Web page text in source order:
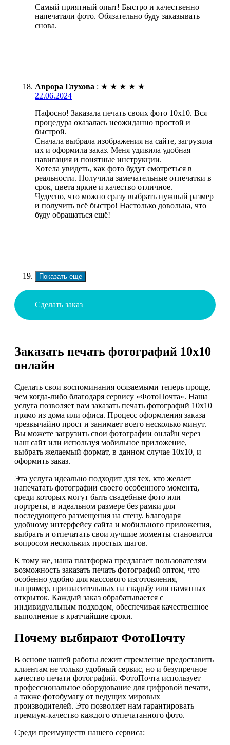
Самый приятный опыт! Быстро и качественно
напечатали фото. Обязательно буду заказывать
снова.
Аврора Глухова : ★ ★ ★ ★ ★
22.06.2024
Пафосно! Заказала печать своих фото 10х10. Вся
процедура оказалась неожиданно простой и
быстрой.
Сначала выбрала изображения на сайте, загрузила
их и оформила заказ. Меня удивила удобная
навигация и понятные инструкции.
Хотела увидеть, как фото будут смотреться в
реальности. Получила замечательные отпечатки в
срок, цвета яркие и качество отличное.
Чудесно, что можно сразу выбрать нужный размер
и получить всё быстро! Настолько довольна, что
буду обращаться ещё!
Показать еще
Сделать заказ
Заказать печать фотографий 10х10
онлайн
Сделать свои воспоминания осязаемыми теперь проще,
чем когда-либо благодаря сервису «ФотоПочта». Наша
услуга позволяет вам заказать печать фотографий 10х10
прямо из дома или офиса. Процесс оформления заказа
чрезвычайно прост и занимает всего несколько минут.
Вы можете загрузить свои фотографии онлайн через
наш сайт или используя мобильное приложение,
выбрать желаемый формат, в данном случае 10х10, и
оформить заказ.
Эта услуга идеально подходит для тех, кто желает
напечатать фотографии своего особенного момента,
среди которых могут быть свадебные фото или
портреты, в идеальном размере без рамки для
последующего размещения на стену. Благодаря
удобному интерфейсу сайта и мобильного приложения,
выбрать и отпечатать свои лучшие моменты становится
вопросом нескольких простых шагов.
К тому же, наша платформа предлагает пользователям
возможность заказать печать фотографий оптом, что
особенно удобно для массового изготовления,
например, пригласительных на свадьбу или памятных
открыток. Каждый заказ обрабатывается с
индивидуальным подходом, обеспечивая качественное
выполнение в кратчайшие сроки.
Почему выбирают ФотоПочту
В основе нашей работы лежит стремление предоставить
клиентам не только удобный сервис, но и безупречное
качество печати фотографий. ФотоПочта использует
профессиональное оборудование для цифровой печати,
а также фотобумагу от ведущих мировых
производителей. Это позволяет нам гарантировать
премиум-качество каждого отпечатанного фото.
Среди преимуществ нашего сервиса: